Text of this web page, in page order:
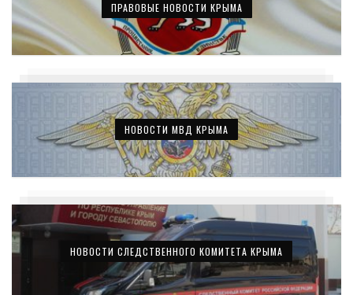
ПРАВОВЫЕ НОВОСТИ КРЫМА
НОВОСТИ МВД КРЫМА
НОВОСТИ СЛЕДСТВЕННОГО КОМИТЕТА КРЫМА